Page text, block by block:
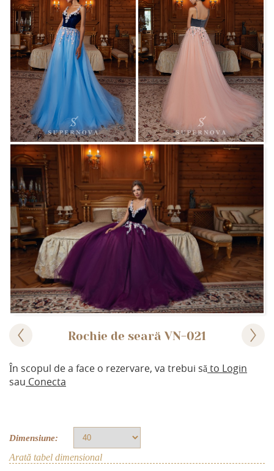
Rochie de seară VN-021
În scopul de a face o rezervare, va trebui săto Login
sau Conecta
Dimensiune:
Arată tabel dimensional